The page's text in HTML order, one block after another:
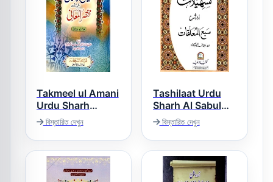
Takmeel ul Amani
Urdu Sharh
Mukhtasar ul
Maani تکمیل
الامانی اردو شرح
مختصر المعانی
বিস্তারিত দেখুন
Tashilaat Urdu
Sharh Al Sabul
Muallaqat تسھیلات
اردو شرح سبع
المعلقات
বিস্তারিত দেখুন